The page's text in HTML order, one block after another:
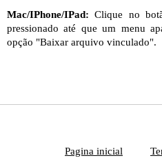
Mac/IPhone/IPad: Clique no
pressionado até que um menu
opção "Baixar arquivo vinculado".
Pagina inicial